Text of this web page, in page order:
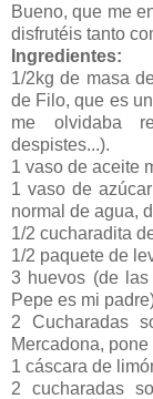
Bueno, que me
disfrutéis tanto
Ingredientes:
1/2kg de masa
de Filo, que es
me olvidaba
despistes...).
1 vaso de aceite
1 vaso de
normal de agua,
1/2 cucharadita
1/2 paquete de
3 huevos (de las
Pepe es mi
2 Cucharadas
Mercadona,
1 cáscara de
2 cucharadas